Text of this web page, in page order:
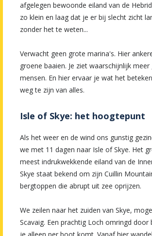
afgelegen bewoonde eiland van de
zo klein en laag dat je er bij slecht zicht
zonder het te weten...
Verwacht geen grote marina's. Hier
groene baaien. Je ziet waarschijnlijk meer
mensen. En hier ervaar je wat het
weg te zijn van alles.
Isle of Skye: het hoogtepunt
Als het weer en de wind ons gunstig
we met 11 dagen naar Isle of Skye. Het
meest indrukwekkende eiland van de
Skye staat bekend om zijn Cuillin
bergtoppen die abrupt uit zee oprijzen.
We zeilen naar het zuiden van Skye,
Scavaig. Een prachtig Loch omringd door